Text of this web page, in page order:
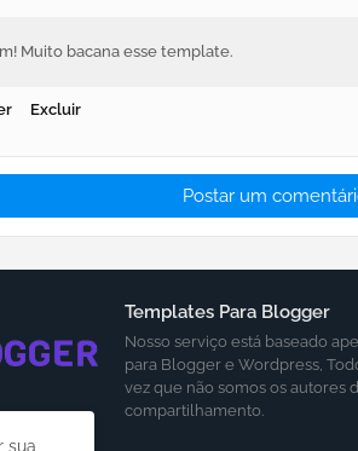
Muito bacana esse template.
Excluir
Postar um
Templates Para Blogger
Nosso serviço está baseado
para Blogger e Wordpress,
vez que não somos os autores
compartilhamento.
sua